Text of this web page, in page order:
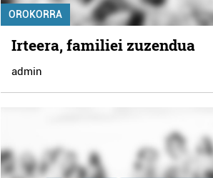
OROKORRA
Irteera, familiei zuzendua
admin